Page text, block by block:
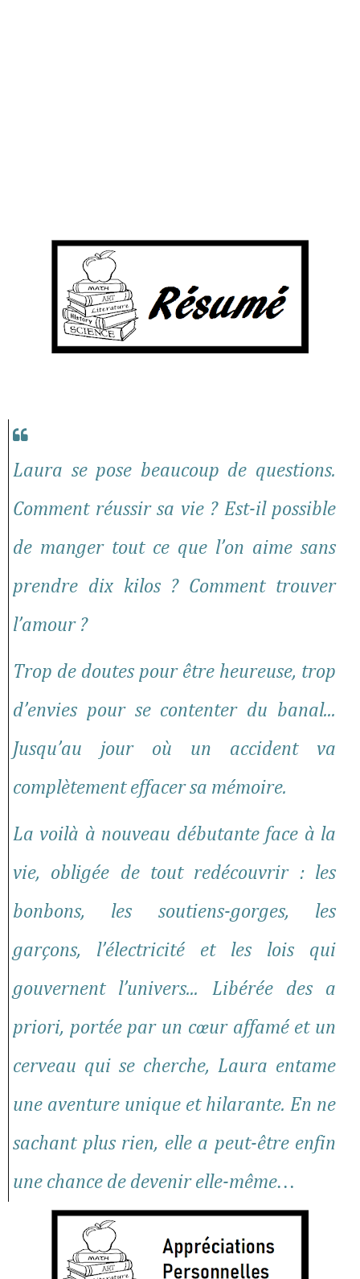
Laura se pose beaucoup de questions.
Comment réussir sa vie ? Est-il possible
de manger tout ce que l’on aime sans
prendre dix kilos ? Comment trouver
l’amour ?
Trop de doutes pour être heureuse, trop
d’envies pour se contenter du banal...
Jusqu’au jour où un accident va
complètement effacer sa mémoire.
La voilà à nouveau débutante face à la
vie, obligée de tout redécouvrir : les
bonbons, les soutiens-gorges, les
garçons, l’électricité et les lois qui
gouvernent l’univers... Libérée des a
priori, portée par un cœur affamé et un
cerveau qui se cherche, Laura entame
une aventure unique et hilarante. En ne
sachant plus rien, elle a peut-être enfin
une chance de devenir elle-même…